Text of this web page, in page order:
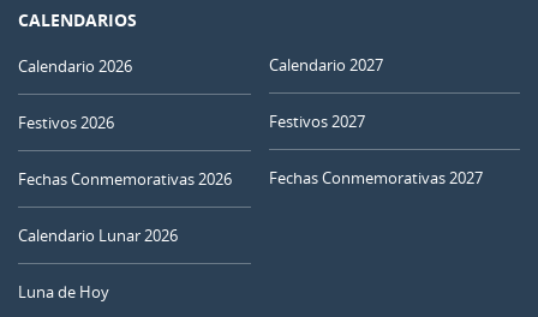
CALENDARIOS
Calendario 2026
Festivos 2026
Fechas Conmemorativas 2026
Calendario Lunar 2026
Luna de Hoy
Calendario 2027
Festivos 2027
Fechas Conmemorativas 2027